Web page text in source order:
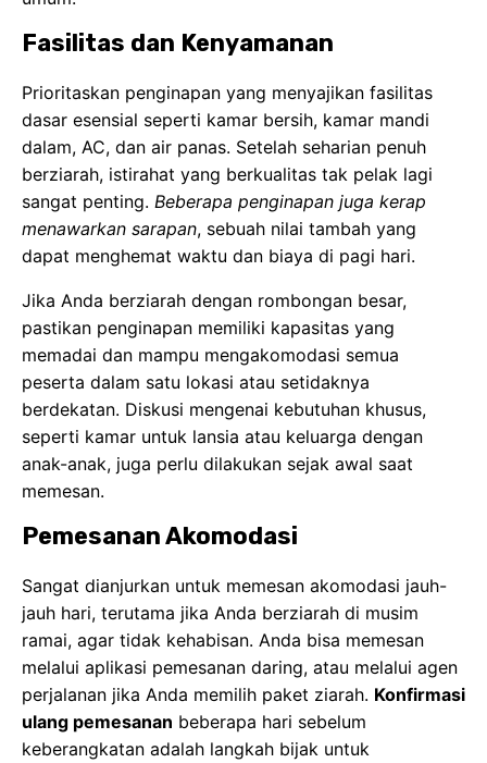
Fasilitas dan Kenyamanan
Prioritaskan penginapan yang menyajikan fasilitas
dasar esensial seperti kamar bersih, kamar mandi
dalam, AC, dan air panas. Setelah seharian penuh
berziarah, istirahat yang berkualitas tak pelak lagi
sangat penting. Beberapa penginapan juga kerap
menawarkan sarapan, sebuah nilai tambah yang
dapat menghemat waktu dan biaya di pagi hari.
Jika Anda berziarah dengan rombongan besar,
pastikan penginapan memiliki kapasitas yang
memadai dan mampu mengakomodasi semua
peserta dalam satu lokasi atau setidaknya
berdekatan. Diskusi mengenai kebutuhan khusus,
seperti kamar untuk lansia atau keluarga dengan
anak-anak, juga perlu dilakukan sejak awal saat
memesan.
Pemesanan Akomodasi
Sangat dianjurkan untuk memesan akomodasi jauh-
jauh hari, terutama jika Anda berziarah di musim
ramai, agar tidak kehabisan. Anda bisa memesan
melalui aplikasi pemesanan daring, atau melalui agen
perjalanan jika Anda memilih paket ziarah. Konfirmasi
ulang pemesanan beberapa hari sebelum
keberangkatan adalah langkah bijak untuk